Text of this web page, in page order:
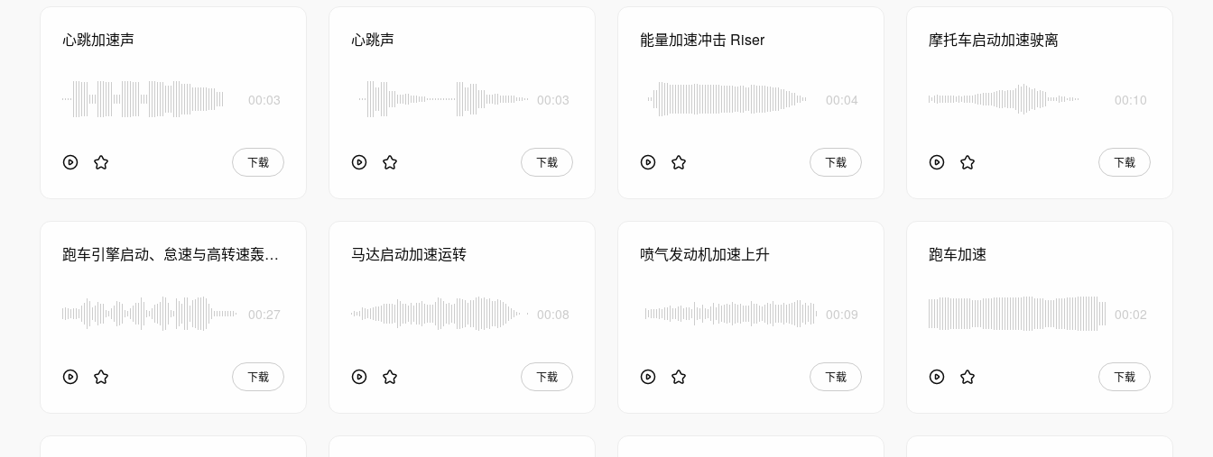
心跳加速声
00:03
下载
心跳声
00:03
下载
能量加速冲击 Riser
00:04
下载
摩托车启动加速驶离
00:10
下载
跑车引擎启动、怠速与高转速轰鸣加速
00:27
下载
马达启动加速运转
00:08
下载
喷气发动机加速上升
00:09
下载
跑车加速
00:02
下载